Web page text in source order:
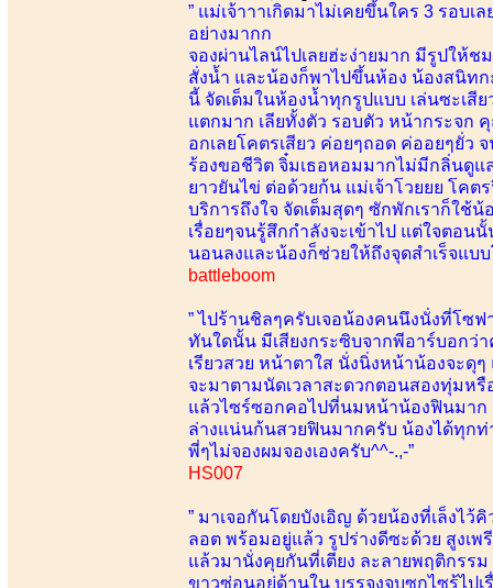
” แม่เจ้าาาเกิดมาไม่เคยขึ้นใคร 3 รอบ
อย่างมากก
จองผ่านไลน์ไปเลยฮ่ะง่ายมาก มีรูปให้
สั่งน้ำ และน้องก็พาไปขึ้นห้อง น้องสนิทก
นี้ จัดเต็มในห้องน้ำทุกรูปแบบ เล่นซะเสี
แตกมาก เลียทั้งตัว รอบตัว หน้ากระจก
อกเลยโคตรเสียว ค่อยๆถอด ค่ออยๆยั่ว
ร้องขอชีวิต จิ๋มเธอหอมมากไม่มีกลิ่นดูแ
ยาวยันไข่ ต่อด้วยก้น แม่เจ้าโวยยย โค
บริการถึงใจ จัดเต็มสุดๆ ซักพักเราก็ใช้
เรื่อยๆจนรู้สึกกำลังจะเข้าไป แต่ใจตอน
นอนลงและน้องก็ช่วยให้ถึงจุดสำเร็จแบ
battleboom
” ไปร้านชิลๆครับเจอน้องคนนึงนั่งที่โซ
ทันใดนั้น มีเสียงกระซิบจากพีอาร์บอกว่
เรียวสวย หน้าตาใส นั่งนิ่งหน้าน้องจะดุ
จะมาตามนัดเวลาสะดวกตอนสองทุ่มหรื
แล้วไซร์ซอกคอไปที่นมหน้าน้องฟินมาก
ล่างแน่นก้นสวยฟินมากครับ น้องได้ทุ
พี่ๆไม่จองผมจองเองครับ^^-.,-”
HS007
” มาเจอกันโดยบังเอิญ ด้วยน้องที่เล็งไว้
ลอต พร้อมอยู่แล้ว รูปร่างดีซะด้วย สูงเ
แล้วมานั่งคุยกันที่เตียง ละลายพฤติกร
ขาวซ่อนอยู่ด้านใน บรรจงจูบซุกไซร้ไป